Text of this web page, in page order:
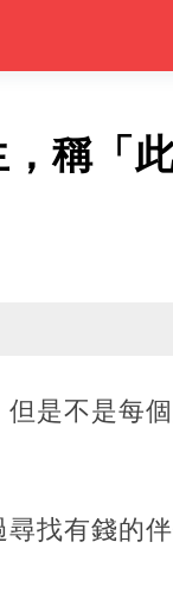
稱「
是不是每
找有錢的